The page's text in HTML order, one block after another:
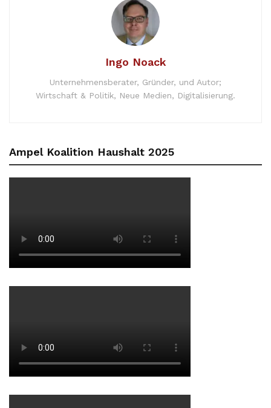
Ingo Noack
Unternehmensberater, Gründer, und Autor;
Wirtschaft & Politik, Neue Medien, Digitalisierung.
Ampel Koalition Haushalt 2025